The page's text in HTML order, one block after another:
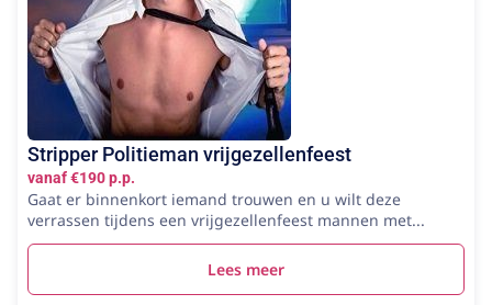
Stripper Politieman vrijgezellenfeest
vanaf €190 p.p.
Gaat er binnenkort iemand trouwen en u wilt deze
verrassen tijdens een vrijgezellenfeest mannen met...
Lees meer